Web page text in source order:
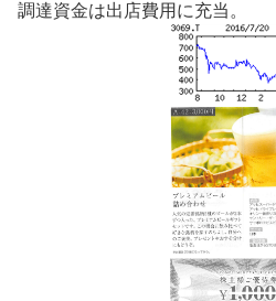
調達資金は出店費用に充当。